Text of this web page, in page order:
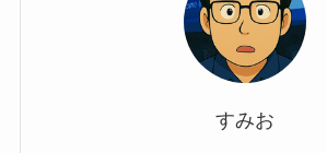
すみお